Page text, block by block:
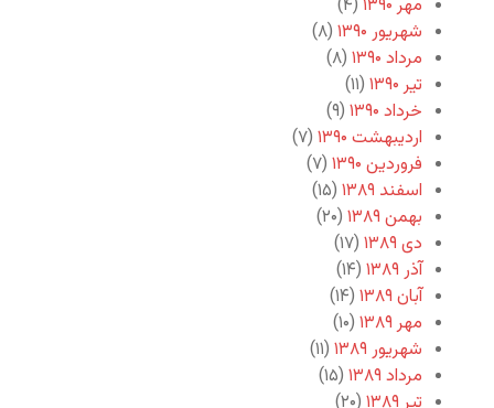
مهر ۱۳۹۰
(۴)
شهریور ۱۳۹۰
(۸)
مرداد ۱۳۹۰
(۸)
تیر ۱۳۹۰
(۱۱)
خرداد ۱۳۹۰
(۹)
اردیبهشت ۱۳۹۰
(۷)
فروردین ۱۳۹۰
(۷)
اسفند ۱۳۸۹
(۱۵)
بهمن ۱۳۸۹
(۲۰)
دی ۱۳۸۹
(۱۷)
آذر ۱۳۸۹
(۱۴)
آبان ۱۳۸۹
(۱۴)
مهر ۱۳۸۹
(۱۰)
شهریور ۱۳۸۹
(۱۱)
مرداد ۱۳۸۹
(۱۵)